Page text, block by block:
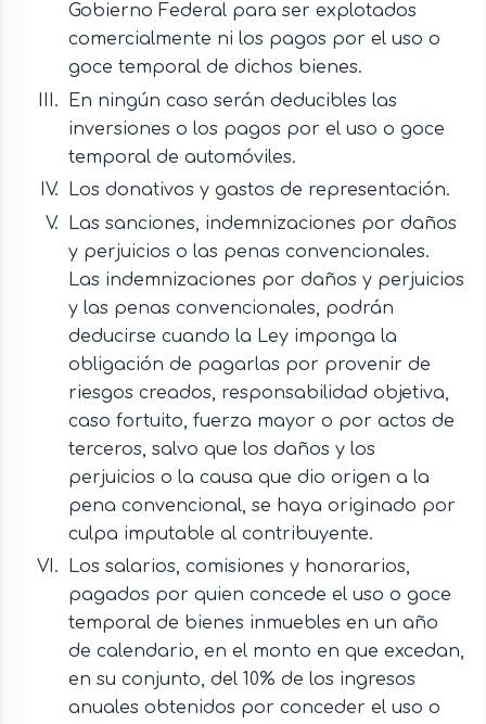
Gobierno Federal para ser explotados
comercialmente ni los pagos por el uso o
goce temporal de dichos bienes.
En ningún caso serán deducibles las
inversiones o los pagos por el uso o goce
temporal de automóviles.
Los donativos y gastos de representación.
Las sanciones, indemnizaciones por daños
y perjuicios o las penas convencionales.
Las indemnizaciones por daños y perjuicios
y las penas convencionales, podrán
deducirse cuando la Ley imponga la
obligación de pagarlas por provenir de
riesgos creados, responsabilidad objetiva,
caso fortuito, fuerza mayor o por actos de
terceros, salvo que los daños y los
perjuicios o la causa que dio origen a la
pena convencional, se haya originado por
culpa imputable al contribuyente.
Los salarios, comisiones y honorarios,
pagados por quien concede el uso o goce
temporal de bienes inmuebles en un año
de calendario, en el monto en que excedan,
en su conjunto, del 10% de los ingresos
anuales obtenidos por conceder el uso o